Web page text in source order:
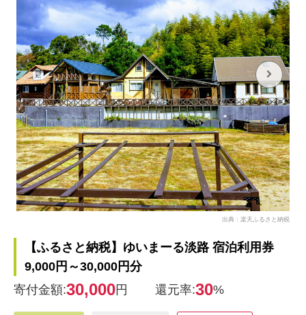
出典：楽天ふるさと納税
【ふるさと納税】ゆいまーる淡路 宿泊利用券
9,000円～30,000円分
寄付金額:30,000円 還元率:30%